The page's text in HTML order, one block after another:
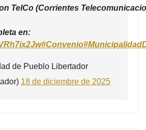
TelCo (Corrientes
en:
#Convenio
de Pueblo Libertador
18 de diciembre de 2025